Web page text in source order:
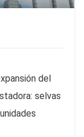
del
selvas